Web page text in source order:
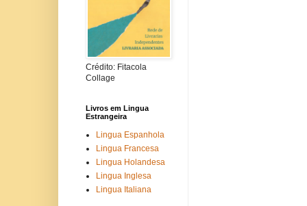
Crédito: Fitacola
Collage
Livros em Lingua
Estrangeira
Lingua Espanhola
Lingua Francesa
Lingua Holandesa
Lingua Inglesa
Lingua Italiana